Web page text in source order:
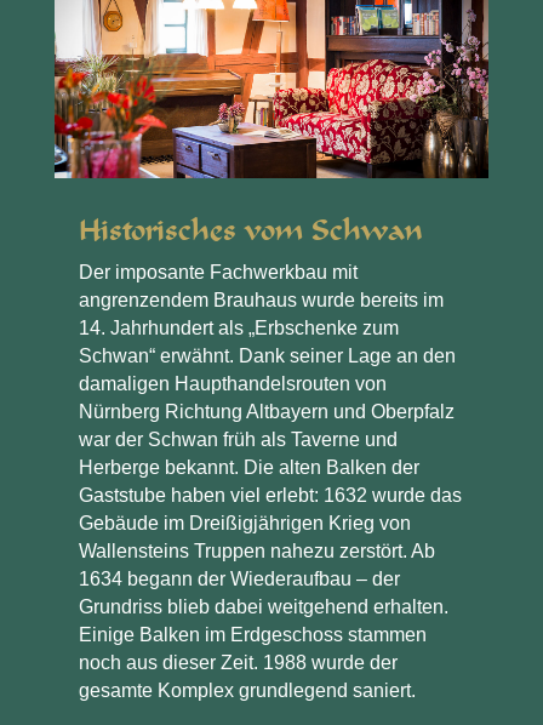
Historisches vom Schwan
Der imposante Fachwerkbau mit
angrenzendem Brauhaus wurde bereits im
14. Jahrhundert als „Erbschenke zum
Schwan“ erwähnt. Dank seiner Lage an den
damaligen Haupthandelsrouten von
Nürnberg Richtung Altbayern und Oberpfalz
war der Schwan früh als Taverne und
Herberge bekannt. Die alten Balken der
Gaststube haben viel erlebt: 1632 wurde das
Gebäude im Dreißigjährigen Krieg von
Wallensteins Truppen nahezu zerstört. Ab
1634 begann der Wiederaufbau – der
Grundriss blieb dabei weitgehend erhalten.
Einige Balken im Erdgeschoss stammen
noch aus dieser Zeit. 1988 wurde der
gesamte Komplex grundlegend saniert.